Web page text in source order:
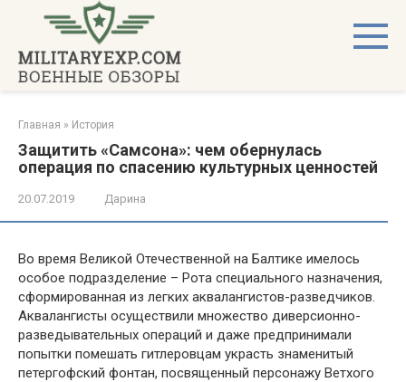
контенту
Главная » История
Защитить «Самсона»: чем обернулась
операция по спасению культурных ценностей
20.07.2019 Дарина
Во время Великой Отечественной на Балтике имелось
особое подразделение – Рота специального назначения,
сформированная из легких аквалангистов-разведчиков.
Аквалангисты осуществили множество диверсионно-
разведывательных операций и даже предпринимали
попытки помешать гитлеровцам украсть знаменитый
петергофский фонтан, посвященный персонажу Ветхого